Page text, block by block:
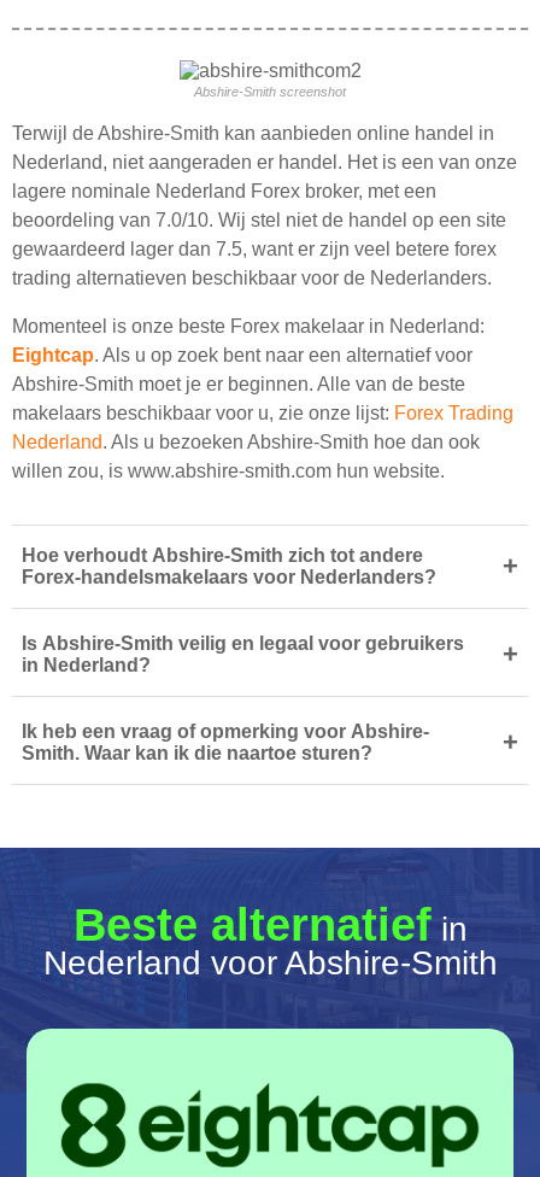
Abshire-Smith screenshot
Terwijl de Abshire-Smith kan aanbieden online handel in
Nederland, niet aangeraden er handel. Het is een van onze
lagere nominale Nederland Forex broker, met een
beoordeling van 7.0/10. Wij stel niet de handel op een site
gewaardeerd lager dan 7.5, want er zijn veel betere forex
trading alternatieven beschikbaar voor de Nederlanders.
Momenteel is onze beste Forex makelaar in Nederland:
Eightcap. Als u op zoek bent naar een alternatief voor
Abshire-Smith moet je er beginnen. Alle van de beste
makelaars beschikbaar voor u, zie onze lijst: Forex Trading
Nederland. Als u bezoeken Abshire-Smith hoe dan ook
willen zou, is www.abshire-smith.com hun website.
Hoe verhoudt Abshire-Smith zich tot andere
Forex-handelsmakelaars voor Nederlanders?
+
Is Abshire-Smith veilig en legaal voor gebruikers
in Nederland?
+
Ik heb een vraag of opmerking voor Abshire-
Smith. Waar kan ik die naartoe sturen?
+
Beste alternatiefin
Nederland voor Abshire-Smith